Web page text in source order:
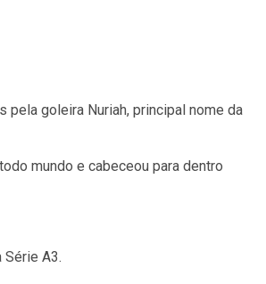
goleira Nuriah, principal nome da
mundo e cabeceou para dentro
A3.